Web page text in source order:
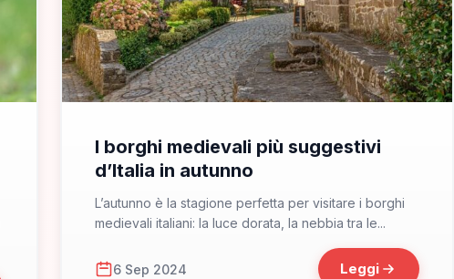
I borghi medievali più suggestivi
d’Italia in autunno
L’autunno è la stagione perfetta per visitare i borghi
medievali italiani: la luce dorata, la nebbia tra le...
6 Sep 2024 Leggi